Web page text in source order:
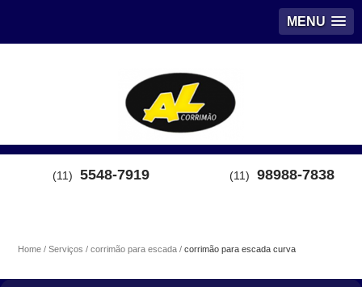
MENU
(11) 5548-7919 (11) 98988-7838
Home Serviços corrimão para escada corrimão para escada curva